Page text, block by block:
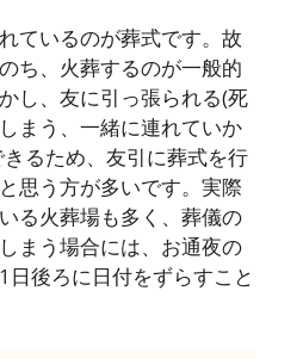
ているのが葬式です。故
ち、火葬するのが一般的
し、友に引っ張られる(死
まう、一緒に連れていか
るため、友引に葬式を行
思う方が多いです。実際
る火葬場も多く、葬儀の
まう場合には、お通夜の
後ろに日付をずらすこと